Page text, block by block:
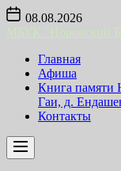
Skip
content
08.08.2026
Главная
Афиша
Книга памяти
Гаи, д.
Контакты